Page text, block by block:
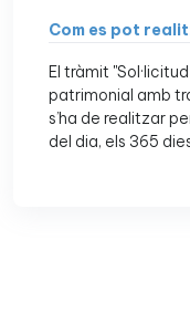
Com es pot
El tràmit
patrimonial amb
s’ha de realitzar
del dia, els 365